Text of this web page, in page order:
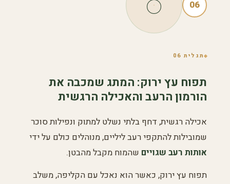
06
תגלית 06
תפוח עץ ירוק: המתג שמכבה את
הורמון הרעב והאכילה הרגשית
אכילה רגשית, דחף בלתי נשלט למתוק ונפילות סוכר
שמובילות להתקפי רעב ליליים, מנוהלים כולם על ידי
אותות רעב שגויים שהמוח מקבל מהבטן.
תפוח עץ ירוק, כאשר הוא נאכל עם הקליפה, משלב